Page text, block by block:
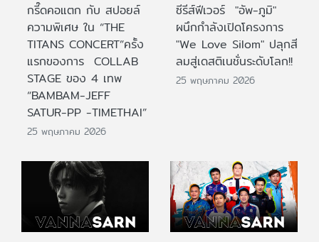
กรี๊ดคอแตก กับ สปอยล์
ความพิเศษ ใน “THE
TITANS CONCERT”ครั้ง
แรกของการ COLLAB
STAGE ของ 4 เทพ
“BAMBAM-JEFF
SATUR-PP -TIMETHAI”
25 พฤษภาคม 2026
ซีรีส์ฟีเวอร์ "อัพ-ภูมิ"
ผนึกกำลังเปิดโครงการ
"We Love Silom" ปลุกสี
ลมสู่เดสติเนชั่นระดับโลก!!
25 พฤษภาคม 2026